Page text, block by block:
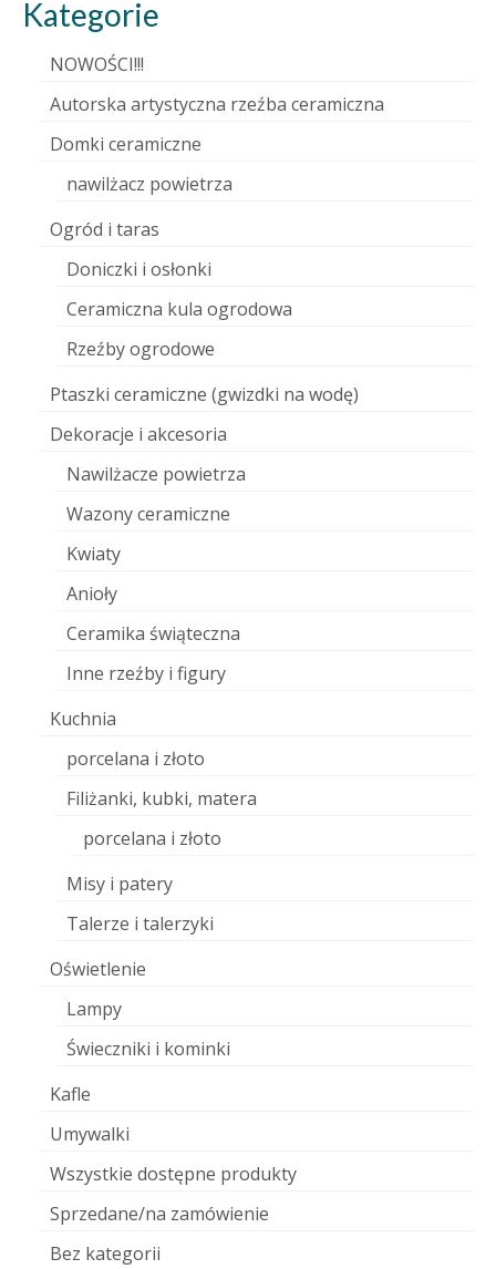
Kategorie
NOWOŚCI!!!
Autorska artystyczna rzeźba ceramiczna
Domki ceramiczne
nawilżacz powietrza
Ogród i taras
Doniczki i osłonki
Ceramiczna kula ogrodowa
Rzeźby ogrodowe
Ptaszki ceramiczne (gwizdki na wodę)
Dekoracje i akcesoria
Nawilżacze powietrza
Wazony ceramiczne
Kwiaty
Anioły
Ceramika świąteczna
Inne rzeźby i figury
Kuchnia
porcelana i złoto
Filiżanki, kubki, matera
porcelana i złoto
Misy i patery
Talerze i talerzyki
Oświetlenie
Lampy
Świeczniki i kominki
Kafle
Umywalki
Wszystkie dostępne produkty
Sprzedane/na zamówienie
Bez kategorii